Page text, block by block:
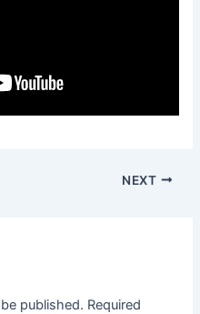
NEXT
published. Required